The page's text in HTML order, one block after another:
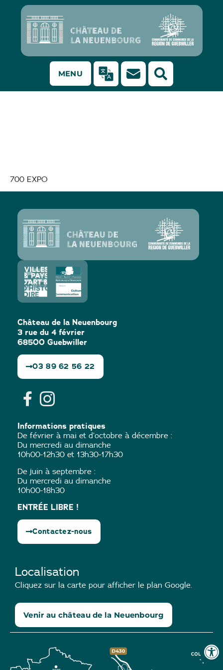
MENU
700 EXPO
Château de la Neuenbourg
3 rue du 4 février
68500 Guebwiller
03 89 62 56 22
Informations pratiques
De février à mai et d’octobre à décembre :
Du mercredi au dimanche
10h00-12h30 et 13h30-17h30
De juin à septembre :
Du mercredi au dimanche
10h00-18h30
ENTRÉE LIBRE !
Contactez-nous
Localisation
Cliquez sur la carte pour afficher le plan Google.
Venir au château de la Neuenbourg